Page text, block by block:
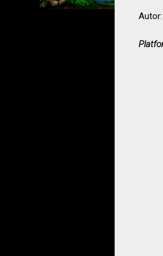
Autor: